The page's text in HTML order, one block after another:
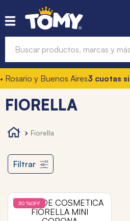
y Buenos Aires3 cuotas
FIORELLA
fiorella
Filtrar
30 %OFF
Términos más buscados
1
hot wheels
3.
marcadores